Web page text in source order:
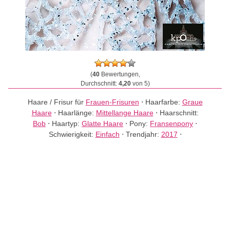
(40Bewertungen,
Durchschnitt: 4,20von 5)
Haare / Frisur für Frauen-Frisuren ⋅ Haarfarbe: Graue
Haare⋅ Haarlänge: Mittellange Haare⋅ Haarschnitt:
Bob ⋅ Haartyp: Glatte Haare ⋅ Pony: Fransenpony ⋅
Schwierigkeit: Einfach ⋅ Trendjahr: 2017 ⋅